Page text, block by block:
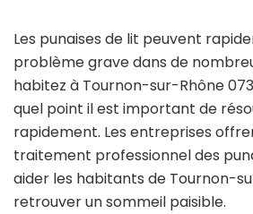
Les punaises de lit peuvent
problème grave dans de
habitez à Tournon-sur-Rhône
quel point il est important de
rapidement. Les entreprises
traitement professionnel des
aider les habitants de Tournon-
retrouver un sommeil paisible.